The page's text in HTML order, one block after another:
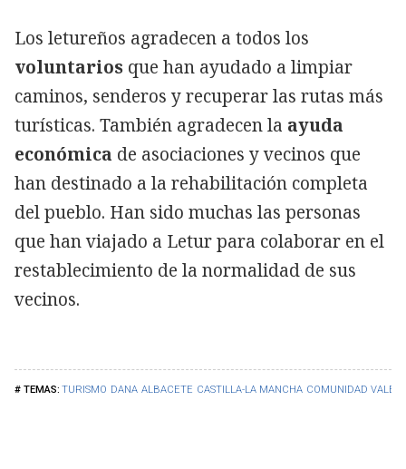
TURISMO DANA ALBACETE CASTILLA-LA MANCHA COMUNIDAD
Los letureños agradecen a todos los
voluntarios que han ayudado a limpiar
caminos, senderos y recuperar las rutas más
turísticas. También agradecen la ayuda
económica de asociaciones y vecinos que
han destinado a la rehabilitación completa
del pueblo. Han sido muchas las personas
que han viajado a Letur para colaborar en el
restablecimiento de la normalidad de sus
vecinos.